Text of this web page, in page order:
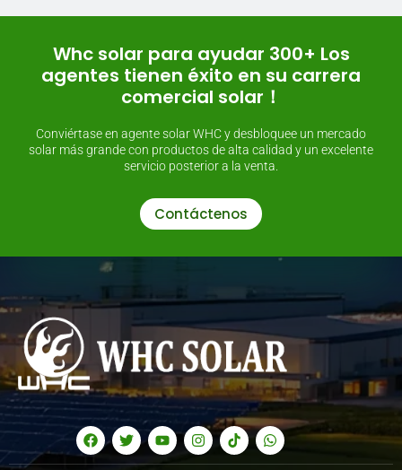
Whc solar para ayudar 300+ Los
agentes tienen éxito en su carrera
comercial solar！
Conviértase en agente solar WHC y desbloquee un mercado
solar más grande con productos de alta calidad y un excelente
servicio posterior a la venta.
Contáctenos